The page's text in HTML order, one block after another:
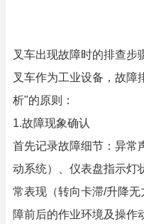
叉车出现故障时的排查步
叉车作为工业设备，故障
析"的原则：
1.故障现象确认
首先记录故障细节：异常
动系统）、仪表盘指示灯
常表现（转向卡滞/升降
障前后的作业环境及操作